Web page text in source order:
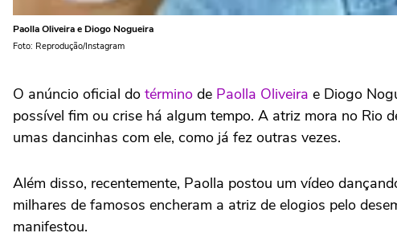
Paolla Oliveira e Diogo Nogueira
Foto: Reprodução/Instagram
O anúncio oficial do término de Paolla Oliveira e Diogo
possível fim ou crise há algum tempo. A atriz mora no Rio
umas dancinhas com ele, como já fez outras vezes.
Além disso, recentemente, Paolla postou um vídeo
milhares de famosos encheram a atriz de elogios pelo
manifestou.